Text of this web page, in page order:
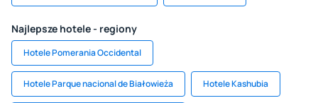
Najlepsze hotele - regiony
Hotele Pomerania Occidental
Hotele Parque nacional de Białowieża Hotele Kashubia